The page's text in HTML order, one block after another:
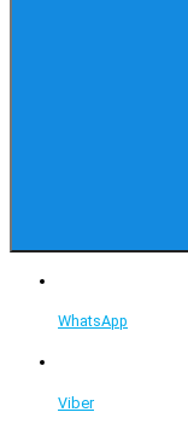
WhatsApp
Viber